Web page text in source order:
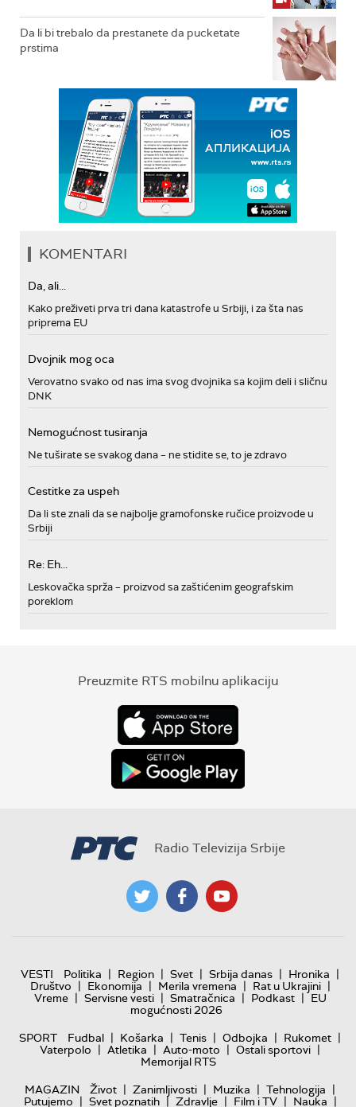
Da li bi trebalo da prestanete da pucketate
prstima
KOMENTARI
Da, ali...
Kako preživeti prva tri dana katastrofe u Srbiji, i za šta nas
priprema EU
Dvojnik mog oca
Verovatno svako od nas ima svog dvojnika sa kojim deli i sličnu
DNK
Nemogućnost tusiranja
Ne tuširate se svakog dana – ne stidite se, to je zdravo
Cestitke za uspeh
Da li ste znali da se najbolje gramofonske ručice proizvode u
Srbiji
Re: Eh...
Leskovačka sprža – proizvod sa zaštićenim geografskim
poreklom
Preuzmite RTS mobilnu aplikaciju
Radio Televizija Srbije
VESTI Politika | Region | Svet | Srbija danas | Hronika |
Društvo | Ekonomija | Merila vremena | Rat u Ukrajini |
Vreme | Servisne vesti | Smatračnica | Podkast | EU
mogućnosti 2026
SPORT
Fudbal | Košarka | Tenis | Odbojka | Rukomet |
Vaterpolo | Atletika | Auto-moto | Ostali sportovi |
Memorijal RTS
MAGAZIN
Život | Zanimljivosti | Muzika | Tehnologija |
Putujemo | Svet poznatih | Zdravlje | Film i TV | Nauka |